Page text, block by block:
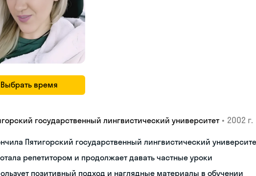
Выбрать время
государственный лингвистический университет • 2002 г.
Пятигорский государственный лингвистический
репетитором и продолжает давать частные уроки
позитивный подход и наглядные материалы в обучении